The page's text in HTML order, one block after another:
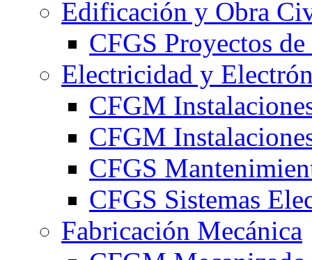
Edificación y Obra
CFGS Proyectos
Electricidad y
CFGM
CFGM
CFGS
CFGS Sistemas
Fabricación Mecánica